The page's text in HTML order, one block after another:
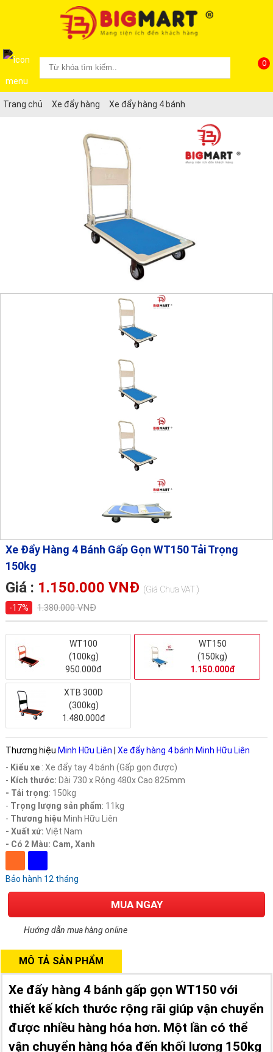
0
Trang chủ Xe đẩy hàng Xe đẩy hàng 4 bánh
Xe Đẩy Hàng 4 Bánh Gấp Gọn WT150 Tải Trọng
150kg
Giá : 1.150.000 VNĐ (Giá Chưa VAT )
-17%
1.380.000 VNĐ
WT100
(100kg)
950.000đ
WT150
(150kg)
1.150.000đ
XTB 300D
(300kg)
1.480.000đ
Thương hiệu Minh Hữu Liên | Xe đẩy hàng 4 bánh Minh Hữu Liên
- Kiểu xe: Xe đẩy tay 4 bánh (Gấp gọn được)
- Kích thước: Dài 730 x Rộng 480x Cao 825mm
- Tải trọng: 150kg
- Trọng lượng sản phẩm: 11kg
- Thương hiệu Minh Hữu Liên
- Xuất xứ: Việt Nam
- Có 2 Màu: Cam, Xanh
Bảo hành 12 tháng
MUA NGAY
Hướng dẫn mua hàng online
MÔ TẢ SẢN PHẨM
Xe đẩy hàng 4 bánh gấp gọn WT150 với
thiết kế kích thước rộng rãi giúp vận chuyển
được nhiều hàng hóa hơn. Một lần có thể
vận chuyển hàng hóa đến khối lượng 150kg